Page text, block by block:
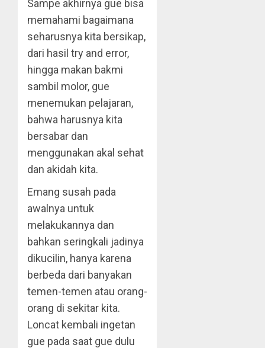
Sampe akhirnya gue bisa
memahami bagaimana
seharusnya kita bersikap,
dari hasil try and error,
hingga makan bakmi
sambil molor, gue
menemukan pelajaran,
bahwa harusnya kita
bersabar dan
menggunakan akal sehat
dan akidah kita.
Emang susah pada
awalnya untuk
melakukannya dan
bahkan seringkali jadinya
dikucilin, hanya karena
berbeda dari banyakan
temen-temen atau orang-
orang di sekitar kita.
Loncat kembali ingetan
gue pada saat gue dulu